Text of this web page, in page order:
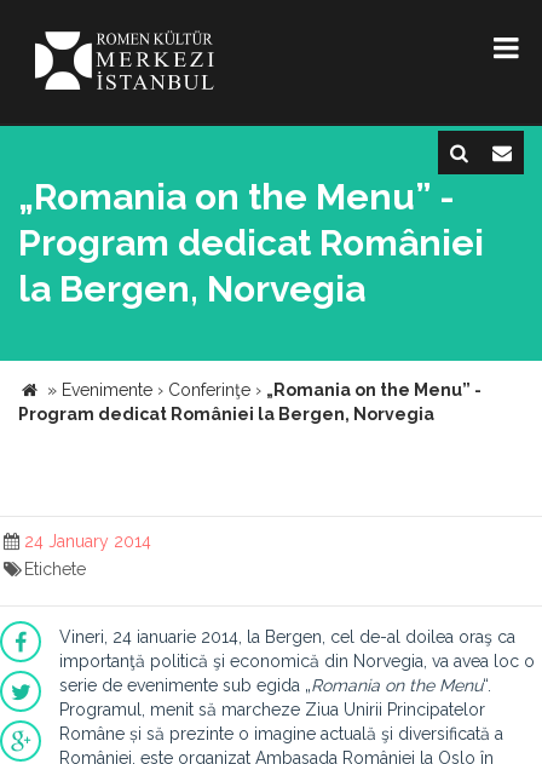
„Romania on the Menu” -
Program dedicat României
la Bergen, Norvegia
» Evenimente › Conferinţe › „Romania on the Menu” -
Program dedicat României la Bergen, Norvegia
24 January 2014
Etichete
Vineri, 24 ianuarie 2014, la Bergen, cel de-al doilea oraş ca
importanţă politică şi economică din Norvegia, va avea loc o
serie de evenimente sub egida „Romania on the Menu“.
Programul, menit să marcheze Ziua Unirii Principatelor
Române și să prezinte o imagine actuală şi diversificată a
României, este organizat Ambasada României la Oslo în